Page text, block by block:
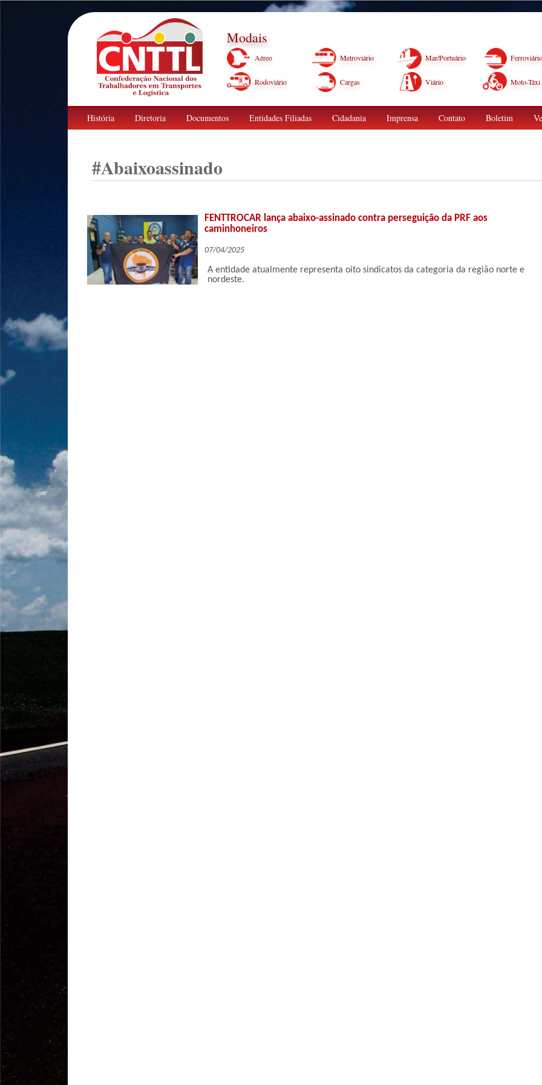
Modais
Aéreo Metroviário Mar/Portuário Ferroviário
Rodoviário Cargas Viário Moto-Táxi
História Diretoria Documentos Entidades Filiadas Cidadania Imprensa Contato Boletim
#Abaixoassinado
FENTTROCAR lança abaixo-assinado contra perseguição da PRF aos
caminhoneiros
07/04/2025
A entidade atualmente representa oito sindicatos da categoria da região norte e
nordeste.